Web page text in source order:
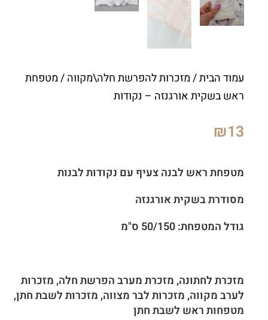
עמוד הבית/מזכרות להפרשת חלה\מקווה/ מטפחת
ראש בשקית אורגנזה – נקודות
₪13
מטפחת ראש לבנה צעיף עם נקודות לבנות
מסודרתבשקית אורגנזה
גודל המטפחת: 50/150 ס"מ
מזכרת לחתונה, מזכרת מערב הפרשת חלה, מזכרות
לערב מקווה, מזכרות לבר מצווה, מזכרות לשבת חתן,
מטפחות ראש לשבת חתן